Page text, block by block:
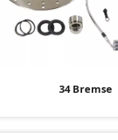
34 Bremse